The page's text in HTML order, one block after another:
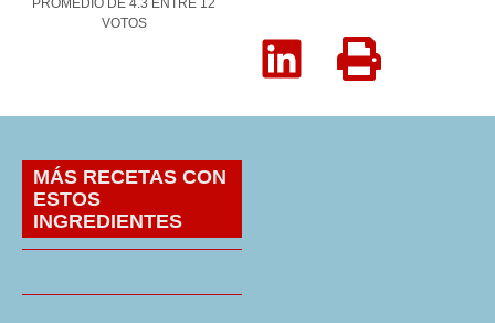
PROMEDIO DE 4.3 ENTRE 12
VOTOS
MÁS RECETAS CON
ESTOS
INGREDIENTES